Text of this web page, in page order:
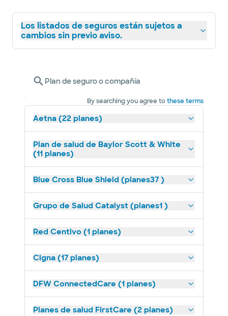
Los listados de seguros están sujetos a
cambios sin previo aviso.
Plan de seguro o compañía
By searching you agree tothese terms
Aetna (22 planes)
Plan de salud de Baylor Scott & White
(11 planes)
Blue Cross Blue Shield (planes37 )
Grupo de Salud Catalyst (planes1 )
Red Centivo (1 planes)
Cigna (17 planes)
DFW ConnectedCare (1 planes)
Planes de salud FirstCare (2 planes)